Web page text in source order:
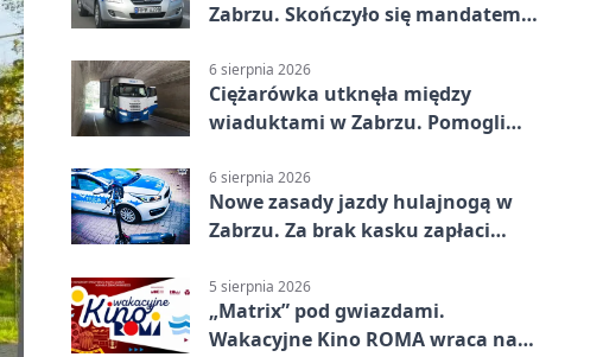
Zabrzu. Skończyło się mandatem
6 sierpnia 2026
Ciężarówka utknęła między
wiaduktami w Zabrzu. Pomogli
6 sierpnia 2026
Nowe zasady jazdy hulajnogą w
Zabrzu. Za brak kasku zapłaci
5 sierpnia 2026
„Matrix” pod gwiazdami.
Wakacyjne Kino ROMA wraca na